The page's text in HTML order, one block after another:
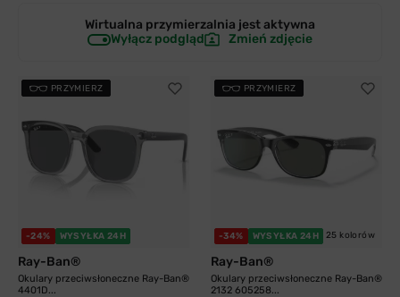
Wirtualna przymierzalnia jestaktywna
Wyłącz podgląd
Zmień zdjęcie
PRZYMIERZ
-24% WYSYŁKA 24H
Ray-Ban®
Okulary przeciwsłoneczne Ray-Ban®
4401D...
PRZYMIERZ
-34% WYSYŁKA 24H 25 kolorów
Ray-Ban®
Okulary przeciwsłoneczne Ray-Ban®
2132 605258...